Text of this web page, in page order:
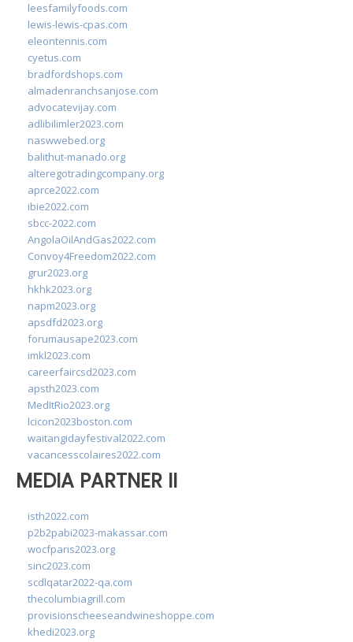
leesfamilyfoods.com
lewis-lewis-cpas.com
eleontennis.com
cyetus.com
bradfordshops.com
almadenranchsanjose.com
advocatevijay.com
adlibilimler2023.com
naswwebed.org
balithut-manado.org
alteregotradingcompany.org
aprce2022.com
ibie2022.com
sbcc-2022.com
AngolaOilAndGas2022.com
Convoy4Freedom2022.com
grur2023.org
hkhk2023.org
napm2023.org
apsdfd2023.org
forumausape2023.com
imkl2023.com
careerfaircsd2023.com
apsth2023.com
MedItRio2023.org
lcicon2023boston.com
waitangidayfestival2022.com
vacancesscolaires2022.com
MEDIA PARTNER II
isth2022.com
p2b2pabi2023-makassar.com
wocfparis2023.org
sinc2023.com
scdlqatar2022-qa.com
thecolumbiagrill.com
provisionscheeseandwineshoppe.com
khedi2023.org